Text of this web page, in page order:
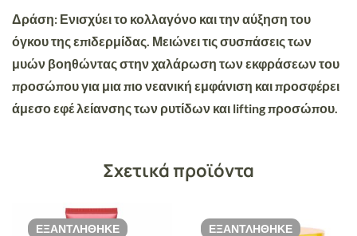
Δράση: Ενισχύει το κολλαγόνο και την αύξηση του
όγκου της επιδερμίδας. Μειώνει τις συσπάσεις των
μυών βοηθώντας στην χαλάρωση των εκφράσεων του
προσώπου για μια πιο νεανική εμφάνιση και προσφέρει
άμεσο εφέ λείανσης των ρυτίδων και lifting προσώπου.
Σχετικά προϊόντα
ΕΞΑΝΤΛΉΘΗΚΕ ΕΞΑΝΤΛΉΘΗΚΕ